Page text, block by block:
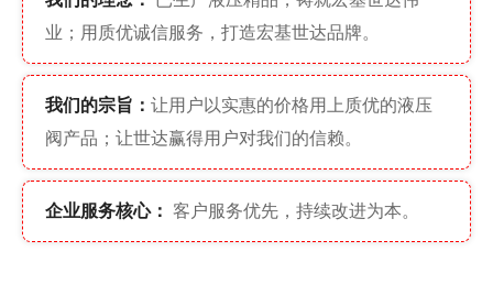
业；用质优诚信服务，打造宏基世达品牌。
我们的宗旨： 让用户以实惠的价格用上质优的液压
阀产品；让世达赢得用户对我们的信赖。
企业服务核心： 客户服务优先，持续改进为本。